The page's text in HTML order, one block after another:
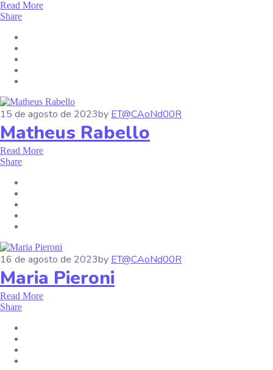
Read More
Share
15 de agosto de 2023by ET@CAoNd00R
Matheus Rabello
Read More
Share
16 de agosto de 2023by ET@CAoNd00R
Maria Pieroni
Read More
Share